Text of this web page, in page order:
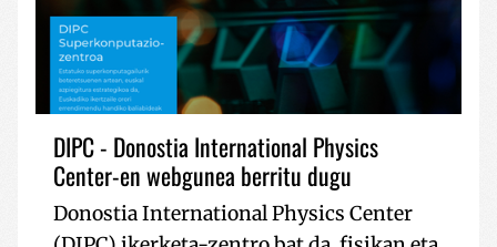
DIPC - Donostia International Physics
Center-en webgunea berritu dugu
Donostia International Physics Center